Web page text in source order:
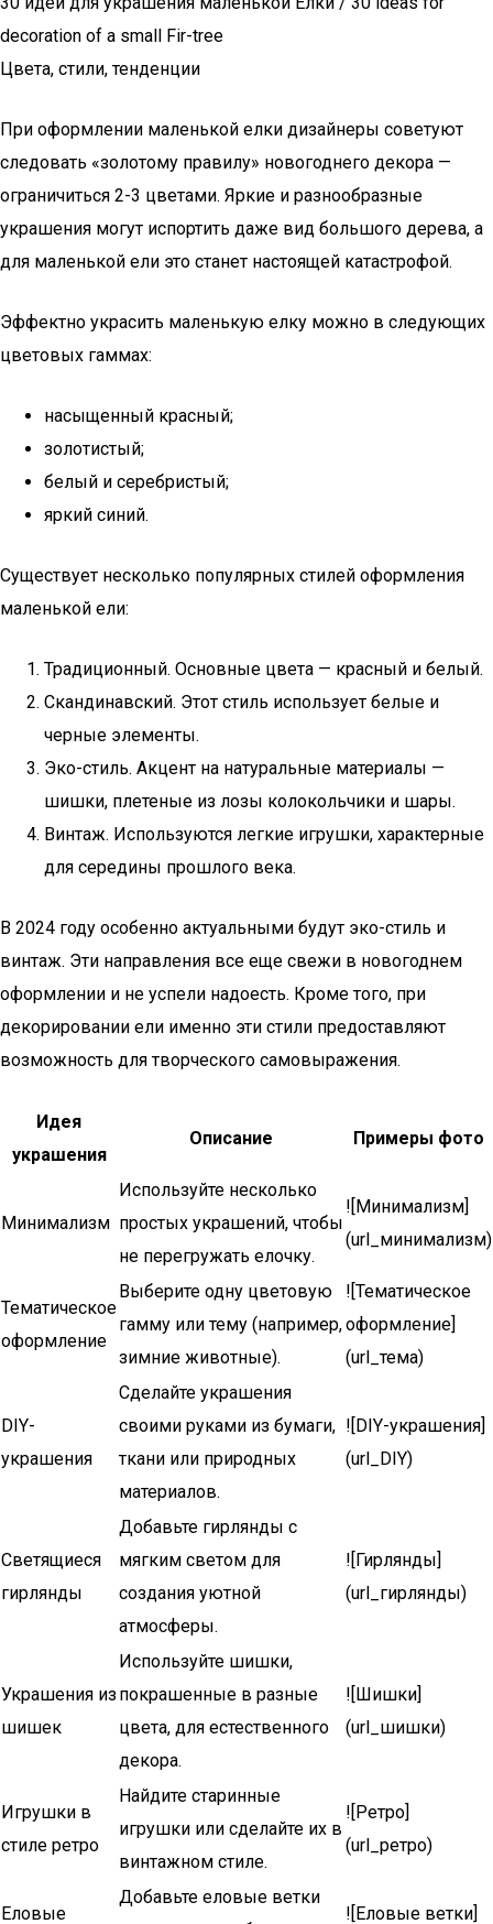
decoration of a small Fir-tree
Цвета, стили, тенденции
При оформлении маленькой елки дизайнеры советуют
следовать «золотому правилу» новогоднего декора —
ограничиться 2-3 цветами. Яркие и разнообразные
украшения могут испортить даже вид большого дерева, а
для маленькой ели это станет настоящей катастрофой.
Эффектно украсить маленькую елку можно в следующих
цветовых гаммах:
насыщенный красный;
золотистый;
белый и серебристый;
яркий синий.
Существует несколько популярных стилей оформления
маленькой ели:
Традиционный. Основные цвета — красный и белый.
Скандинавский. Этот стиль использует белые и
черные элементы.
Эко-стиль. Акцент на натуральные материалы —
шишки, плетеные из лозы колокольчики и шары.
Винтаж. Используются легкие игрушки, характерные
для середины прошлого века.
В 2024 году особенно актуальными будут эко-стиль и
винтаж. Эти направления все еще свежи в новогоднем
оформлении и не успели надоесть. Кроме того, при
декорировании ели именно эти стили предоставляют
возможность для творческого самовыражения.
Идея
украшения
Описание Примеры фото
Минимализм
Используйте несколько
простых украшений, чтобы
не перегружать елочку.
![Минимализм]
(url_минимализм)
Тематическое
оформление
Выберите одну цветовую
гамму или тему (например,
зимние животные).
![Тематическое
оформление]
(url_тема)
DIY-
украшения
Сделайте украшения
своими руками из бумаги,
ткани или природных
материалов.
![DIY-украшения]
(url_DIY)
Светящиеся
гирлянды
Добавьте гирлянды с
мягким светом для
создания уютной
атмосферы.
![Гирлянды]
(url_гирлянды)
Украшения из
шишек
Используйте шишки,
покрашенные в разные
цвета, для естественного
декора.
![Шишки]
(url_шишки)
Игрушки в
стиле ретро
Найдите старинные
игрушки или сделайте их в
винтажном стиле.
![Ретро]
(url_ретро)
Еловые
Добавьте еловые ветки
![Еловые ветки]